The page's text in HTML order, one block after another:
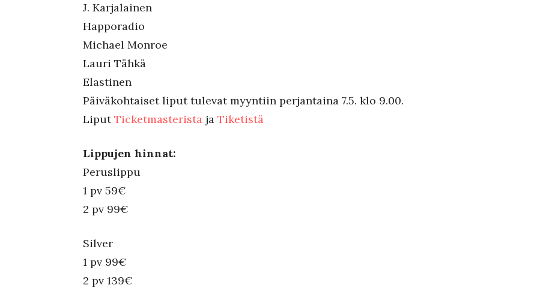
J. Karjalainen
Happoradio
Michael Monroe
Lauri Tähkä
Elastinen
Päiväkohtaiset liput tulevat myyntiin perjantaina 7.5. klo 9.00.
LiputTicketmasterista ja Tiketistä
Lippujen hinnat:
Peruslippu
1 pv 59€
2 pv 99€
Silver
1 pv 99€
2 pv 139€